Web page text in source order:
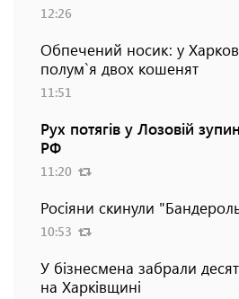
12:26
Обпечений носик: у
полум`я двох кошенят
11:51
Рух потягів у Лозовій
РФ
11:20
Росіяни скинули
10:53
У бізнесмена забрали
на Харківщині